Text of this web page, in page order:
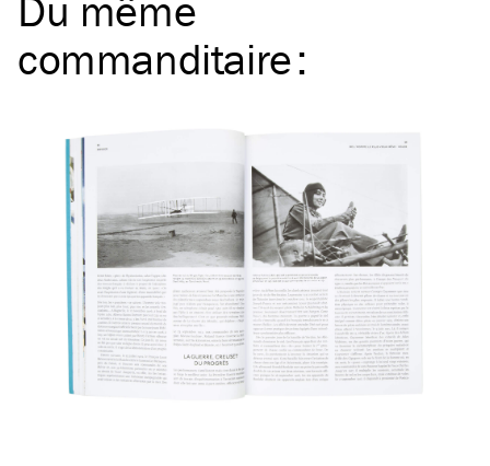
Du même
commanditaire: